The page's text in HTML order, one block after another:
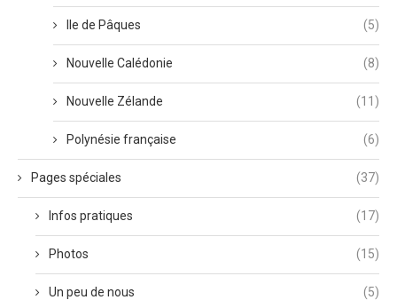
Ile de Pâques (5)
Nouvelle Calédonie (8)
Nouvelle Zélande (11)
Polynésie française (6)
Pages spéciales (37)
Infos pratiques (17)
Photos (15)
Un peu de nous (5)